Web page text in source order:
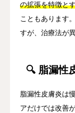
の拡張を特徴と
こともあります
すが、治療法が
🔍 脂漏性
脂漏性皮膚炎は
アだけでは改善